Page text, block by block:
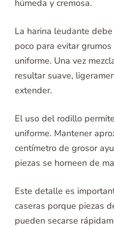
húmeda y cremosa.
La harina leudante
poco para evitar
uniforme. Una vez
resultar suave,
extender.
El uso del rodillo
uniforme. Mantener
centímetro de grosor
piezas se horneen de
Este detalle es
caseras porque piezas
pueden secarse